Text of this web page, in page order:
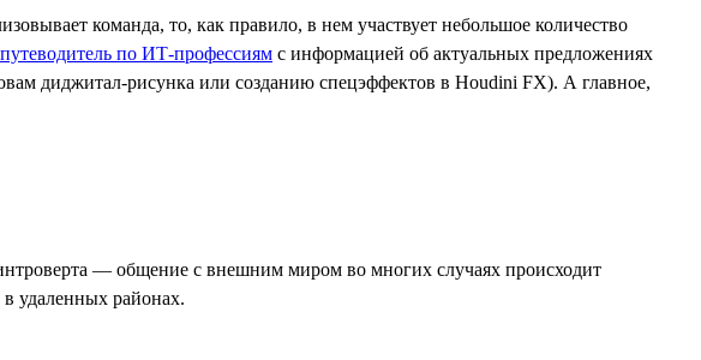
команда, то, как правило, в нем участвует небольшое количество
путеводитель по ИТ-профессиям с информацией об актуальных предложениях
диджитал-рисунка или созданию спецэффектов в Houdini FX). А главное,
— общение с внешним миром во многих случаях происходит
в удаленных районах.